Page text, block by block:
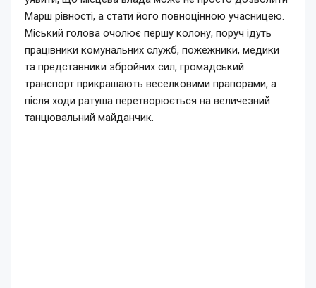
Марш рівності, а стати його повноцінною учасницею.
Міський голова очолює першу колону, поруч ідуть
працівники комунальних служб, пожежники, медики
та представники збройних сил, громадський
транспорт прикрашають веселковими прапорами, а
після ходи ратуша перетворюється на величезний
танцювальний майданчик.